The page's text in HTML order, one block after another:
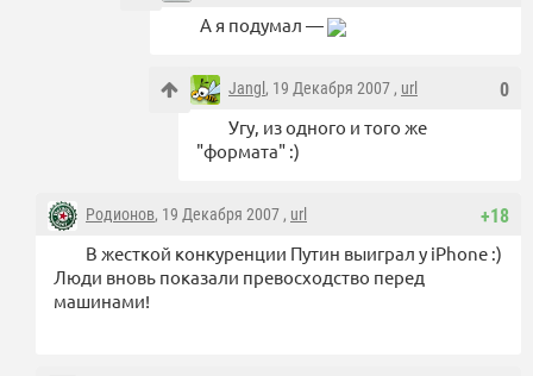
А я подумал —
0
Jangl , 19 Декабря 2007 , url
Угу, из одного и того же
"формата" :)
+18
Родионов, 19 Декабря 2007 , url
В жесткой конкуренции Путин выиграл у iPhone :)
Люди вновь показали превосходство перед
машинами!